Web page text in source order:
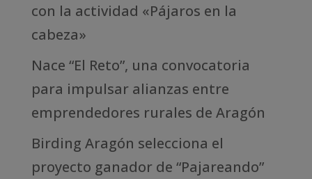
con la actividad «Pájaros en la
cabeza»
Nace “El Reto”, una convocatoria
para impulsar alianzas entre
emprendedores rurales de Aragón
Birding Aragón selecciona el
proyecto ganador de “Pajareando”